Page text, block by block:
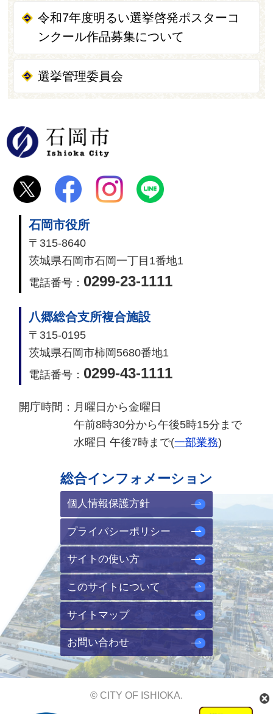
令和7年度明るい選挙啓発ポスターコ
ンクール作品募集について
選挙管理委員会
石岡市役所
〒315-8640
茨城県石岡市石岡一丁目1番地1
電話番号： 0299-23-1111
八郷総合支所複合施設
〒315-0195
茨城県石岡市柿岡5680番地1
電話番号： 0299-43-1111
開庁時間： 月曜日から金曜日
午前8時30分から午後5時15分まで
水曜日 午後7時まで(一部業務)
総合インフォメーション
個人情報保護方針
プライバシーポリシー
サイトの使い方
このサイトについて
サイトマップ
お問い合わせ
© CITY OF ISHIOKA.